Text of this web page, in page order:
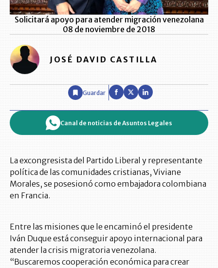
Solicitará apoyo para atender migración venezolana
08 de noviembre de 2018
JOSÉ DAVID CASTILLA
Guardar
Canal de noticias de Asuntos Legales
La excongresista del Partido Liberal y representante
política de las comunidades cristianas, Viviane
Morales, se posesionó como embajadora colombiana
en Francia.
Entre las misiones que le encaminó el presidente
Iván Duque está conseguir apoyo internacional para
atender la crisis migratoria venezolana.
“Buscaremos cooperación económica para crear